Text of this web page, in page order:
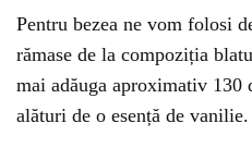
Pentru bezea ne vom folosi
rămase de la compoziția
mai adăuga aproximativ 130
alături de o esență de vanilie.